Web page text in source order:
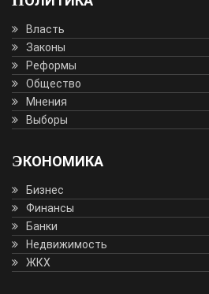
Власть
Законы
Реформы
Общество
Мнения
Выборы
ЭКОНОМИКА
Бизнес
Финансы
Банки
Недвижимость
ЖКХ